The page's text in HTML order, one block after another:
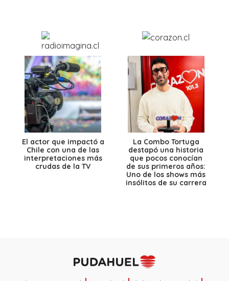
El actor que impactó a
Chile con una de las
interpretaciones más
crudas de la TV
La Combo Tortuga
destapó una historia
que pocos conocían
de sus primeros años:
Uno de los shows más
insólitos de su carrera